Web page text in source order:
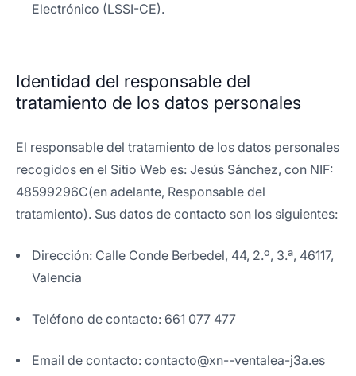
Electrónico (LSSI-CE).
Identidad del responsable del
tratamiento de los datos personales
El responsable del tratamiento de los datos personales
recogidos en el Sitio Web es: Jesús Sánchez, con NIF:
48599296C(en adelante, Responsable del
tratamiento). Sus datos de contacto son los siguientes:
Dirección: Calle Conde Berbedel, 44, 2.º, 3.ª, 46117,
Valencia
Teléfono de contacto: 661 077 477
Email de contacto: contacto@xn--ventalea-j3a.es